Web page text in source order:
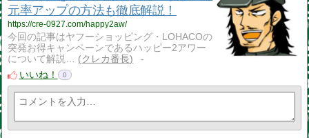
元率アップの方法も徹底解説！
https://cre-0927.com/happy2aw/
今回の記事はヤフーショッピング・LOHACOの
突発お得キャンペーンであるハッピー2アワー
について解説…
クレカ番長
-
いいね！
0